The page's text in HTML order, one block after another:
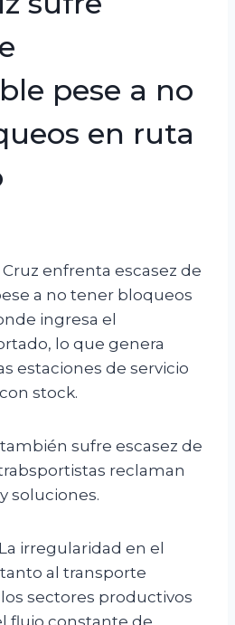
pese a no
en ruta
Cruz enfrenta escasez de
a no tener bloqueos
ingresa el
lo que genera
estaciones de servicio
stock.
sufre escasez de
reclaman
soluciones.
La irregularidad en el
al transporte
sectores productivos